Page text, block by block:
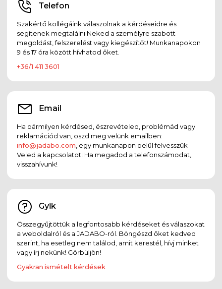
Telefon
Szakértő kollégáink válaszolnak a kérdéseidre és
segítenek megtalálni Neked a személyre szabott
megoldást, felszerelést vagy kiegészítőt! Munkanapokon
9 és 17 óra között hívhatod őket.
+36/1 411 3601
Email
Ha bármilyen kérdésed, észrevételed, problémád vagy
reklamációd van, oszd meg velünk emailben:
info@jadabo.com , egy munkanapon belül felvesszük
Veled a kapcsolatot! Ha megadod a telefonszámodat,
visszahívunk!
Gyik
Összegyűjtöttük a legfontosabb kérdéseket és válaszokat
a weboldalról és a JADABO-ról. Böngészd őket kedved
szerint, ha esetleg nem találod, amit kerestél, hívj minket
vagy írj nekünk! Görbüljön!
Gyakran ismételt kérdések